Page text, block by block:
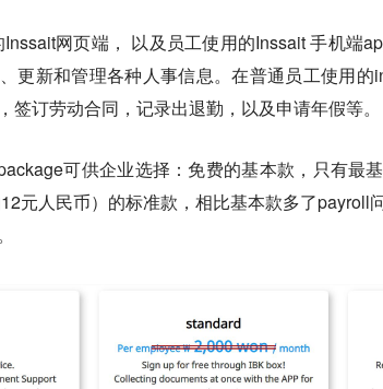
网页端， 以及员工使用的Inssait 手机端
更新和管理各种人事信息。在普通员工使用
签订劳动合同，记录出退勤，以及申请年假等。
可供企业选择：免费的基本款，只有最
元人民币）的标准款，相比基本款多了payroll